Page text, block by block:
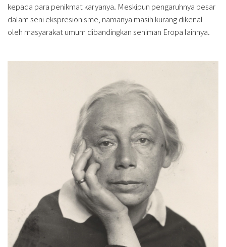
kepada para penikmat karyanya. Meskipun pengaruhnya besar
dalam seni ekspresionisme, namanya masih kurang dikenal
oleh masyarakat umum dibandingkan seniman Eropa lainnya.